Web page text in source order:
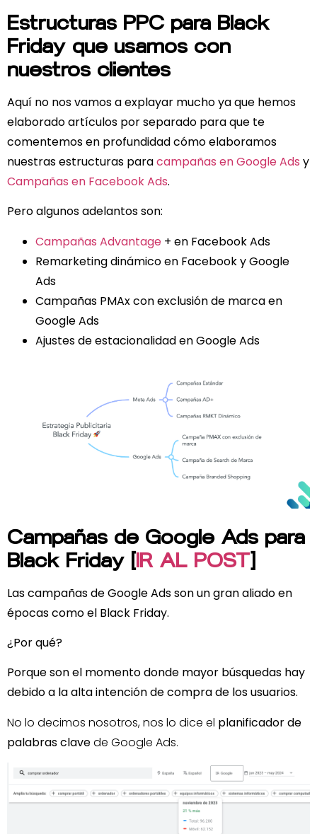
Estructuras PPC para Black
Friday que usamos con
nuestros clientes
Aquí no nos vamos a explayar mucho ya que hemos
elaborado artículos por separado para que te
comentemos en profundidad cómo elaboramos
nuestras estructuras paracampañas en Google Ads y
Campañas en Facebook Ads.
Pero algunos adelantos son:
Campañas Advantage + en Facebook Ads
Remarketing dinámico en Facebook y Google
Ads
Campañas PMAx con exclusión de marca en
Google Ads
Ajustes de estacionalidad en Google Ads
Campañas de Google Ads para
Black Friday [IR AL POST]
Las campañas de Google Ads son un gran aliado en
épocas como el Black Friday.
¿Por qué?
Porque son el momento donde mayor búsquedas hay
debido a la alta intención de compra de los usuarios.
No lo decimos nosotros, nos lo dice el planificador de
palabras clavede Google Ads.